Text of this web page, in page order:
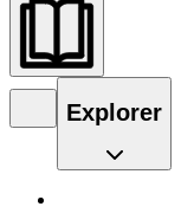
Explorer